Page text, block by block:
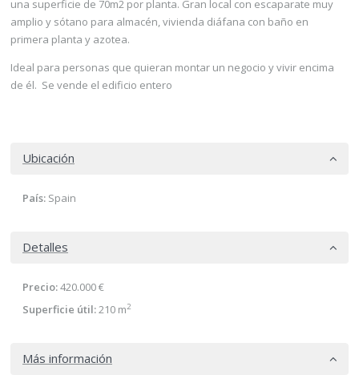
una superficie de 70m2 por planta. Gran local con escaparate muy
amplio y sótano para almacén, vivienda diáfana con baño en
primera planta y azotea.
Ideal para personas que quieran montar un negocio y vivir encima
de él. Se vende el edificio entero
Ubicación
País: Spain
Detalles
Precio:420.000 €
Superficie útil:210 m2
Más información